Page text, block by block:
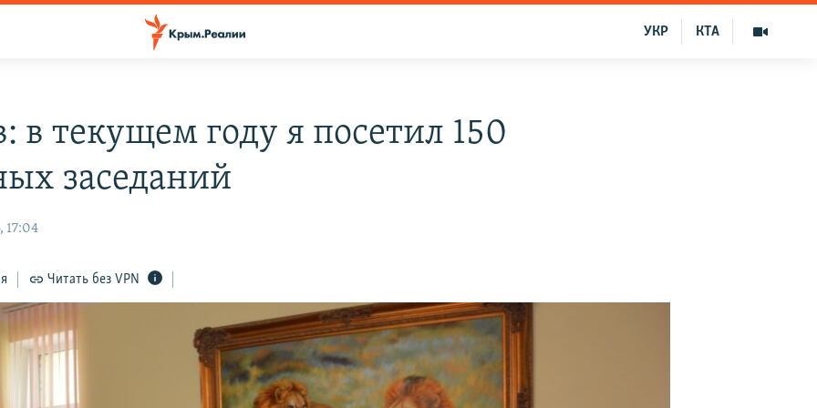
КТА
УКР
в текущем году я посетил 150
заседаний
17:04
Читать без VPN